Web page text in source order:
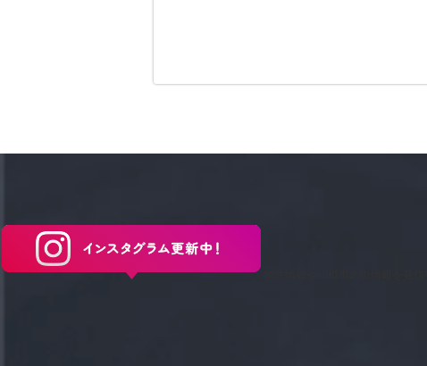
売買物件検索
閲覧履歴
会員登録
ログイン
売却実績
売却時